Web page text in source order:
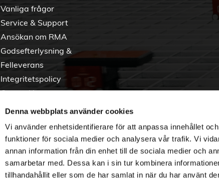
Denna webbplats använder cookies
Vi använder enhetsidentifierare för att anpassa innehållet
funktioner för sociala medier och analysera vår trafik. Vi
annan information från din enhet till de sociala medier och
samarbetar med. Dessa kan i sin tur kombinera
tillhandahållit eller som de har samlat in när du har använt
Vanliga frågor
Service & Support
Ansökan om RMA
Godsefterlysning &
Felleverans
Integritetspolicy
Om cookies